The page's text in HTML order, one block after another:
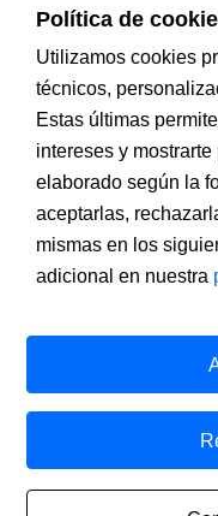
en nuestra política de
tomo/I.R.U.S.
A08000143. Entidad de
España e inscrita en el
número 0081. Dirección
infobs@bancsabadell.com.
Aviso legal
Política de
Utilizamos cookies
técnicos,
Estas últimas
intereses y
elaborado según la
aceptarlas,
mismas en los
adicional en nuestra